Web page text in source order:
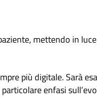
mettendo in
più digitale. Sarà
enfasi